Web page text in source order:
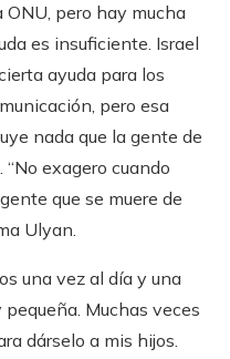
ONU, pero hay mucha
es insuficiente. Israel
ayuda para los
pero esa
nada que la gente de
exagero cuando
que se muere de
Ulyan.
una vez al día y una
Muchas veces
dárselo a mis hijos.